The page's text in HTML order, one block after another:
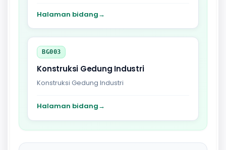
Halaman bidang→
BG003
Konstruksi Gedung Industri
Konstruksi Gedung Industri
Halaman bidang→